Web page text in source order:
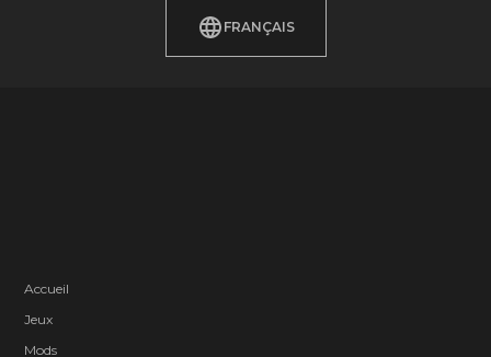
FRANÇAIS
Accueil
Jeux
Mods